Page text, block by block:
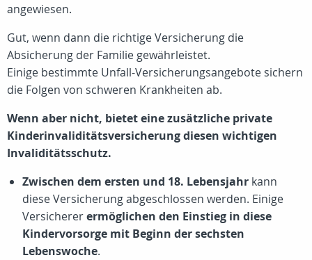
angewiesen.
Gut, wenn dann die richtige Versicherung die
Absicherung der Familie gewährleistet.
Einige bestimmte Unfall-Versicherungsangebote sichern
die Folgen von schweren Krankheiten ab.
Wenn aber nicht, bietet eine zusätzliche private
Kinderinvaliditätsversicherung diesen wichtigen
Invaliditätsschutz.
Zwischen dem ersten und 18. Lebensjahr kann
diese Versicherung abgeschlossen werden. Einige
Versichererermöglichen den Einstieg in diese
Kindervorsorge mit Beginn der sechsten
Lebenswoche.